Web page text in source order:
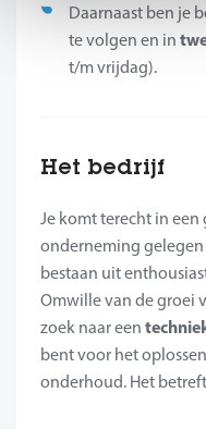
Daarnaast ben je
te volgen en in
t/m vrijdag).
Het bedrijf
Je komt terecht in
onderneming
bestaan uit
Omwille van de groei
zoek naar een
bent voor het
onderhoud. Het